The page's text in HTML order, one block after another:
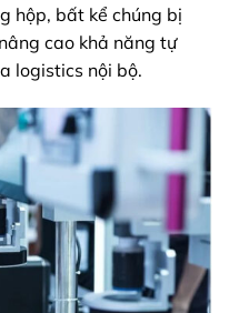
hộp, bất kể chúng bị
cao khả năng tự
logistics nội bộ.